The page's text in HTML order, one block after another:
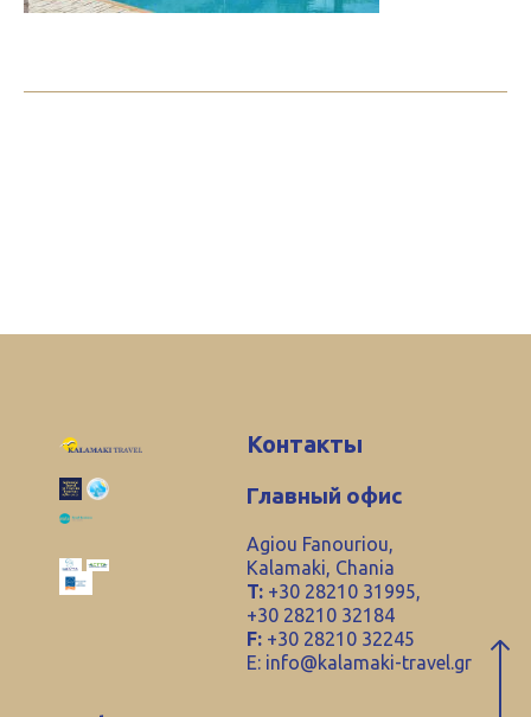
Контакты
Главный офис
Agiou Fanouriou,
Kalamaki, Chania
T: +30 28210 31995,
+30 28210 32184
F: +30 28210 32245
E: info@kalamaki-travel.gr